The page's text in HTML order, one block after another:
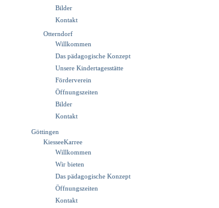
Bilder
Kontakt
Otterndorf
Willkommen
Das pädagogische Konzept
Unsere Kindertagesstätte
Förderverein
Öffnungszeiten
Bilder
Kontakt
Göttingen
KiesseeKarree
Willkommen
Wir bieten
Das pädagogische Konzept
Öffnungszeiten
Kontakt